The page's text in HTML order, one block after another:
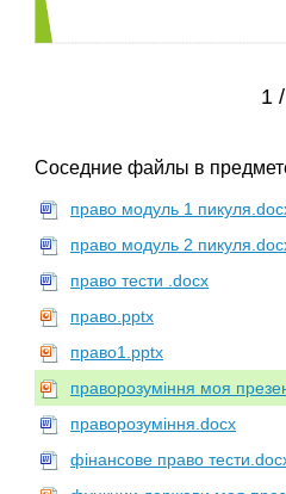
1
Соседние файлы в
право модуль 1
право модуль 2
право тести .docx
право.pptx
право1.pptx
праворозуміння моя
праворозуміння.docx
фінансове право